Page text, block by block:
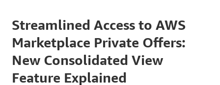
Streamlined Access to AWS
Marketplace Private Offers:
New Consolidated View
Feature Explained